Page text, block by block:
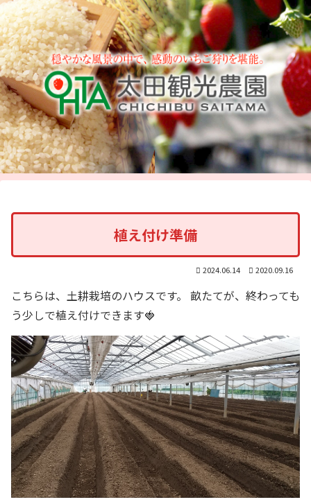
植え付け準備
2024.06.14 2020.09.16
こちらは、土耕栽培のハウスです。 畝たてが、終わっても
う少しで植え付けできます🍓